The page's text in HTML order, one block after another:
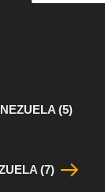
(5)
(7)